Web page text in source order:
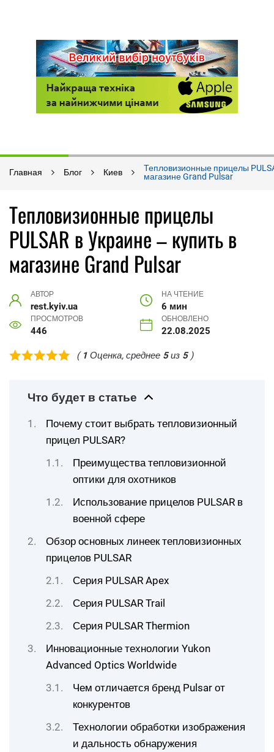
Главная Блог Киев
Тепловизионные прицелы
магазине Grand Pulsar
Тепловизионные прицелы
PULSAR в Украине – купить в
магазине Grand Pulsar
АВТОР
rest.kyiv.ua
НА ЧТЕНИЕ
6 мин
ПРОСМОТРОВ
446
ОБНОВЛЕНО
22.08.2025
( 1 Оценка, среднее 5из 5)
Что будет в статье
Почему стоит выбрать тепловизионный
прицел PULSAR?
Преимущества тепловизионной
оптики для охотников
Использование прицелов PULSAR в
военной сфере
Обзор основных линеек тепловизионных
прицелов PULSAR
Серия PULSAR Apex
Серия PULSAR Trail
Серия PULSAR Thermion
Инновационные технологии Yukon
Advanced Optics Worldwide
Чем отличается бренд Pulsar от
конкурентов
Технологии обработки изображения
и дальность обнаружения